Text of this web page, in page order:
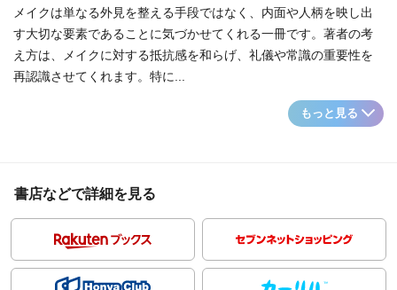
メイクは単なる外見を整える手段ではなく、内面や人柄を映し出
す大切な要素であることに気づかせてくれる一冊です。著者の考
え方は、メイクに対する抵抗感を和らげ、礼儀や常識の重要性を
再認識させてくれます。特に...
もっと見る
書店などで詳細を見る